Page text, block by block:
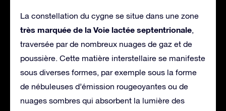
La constellation du cygne se situe dans une zone
très marquée de la Voie lactée septentrionale,
traversée par de nombreux nuages de gaz et de
poussière. Cette matière interstellaire se manifeste
sous diverses formes, par exemple sous la forme
de nébuleuses d’émission rougeoyantes ou de
nuages sombres qui absorbent la lumière des